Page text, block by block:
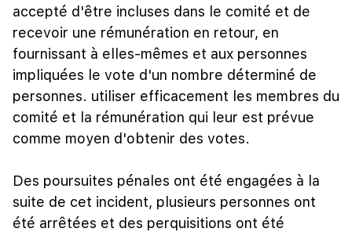
accepté d'être incluses dans le comité et de
recevoir une rémunération en retour, en
fournissant à elles-mêmes et aux personnes
impliquées le vote d'un nombre déterminé de
personnes. utiliser efficacement les membres du
comité et la rémunération qui leur est prévue
comme moyen d'obtenir des votes.
Des poursuites pénales ont été engagées à la
suite de cet incident, plusieurs personnes ont
été arrêtées et des perquisitions ont été